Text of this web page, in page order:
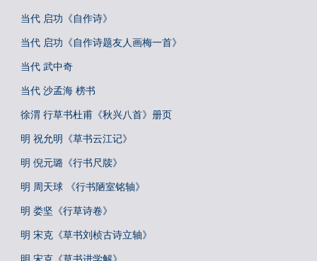
当代 启功《自作诗》
当代 启功《自作诗题友人画梅一首》
当代 武中奇
当代 沙孟海 榜书
徐渭 行草书杜甫《秋兴八首》册页
明 祝允明《草书云江记》
明 倪元璐《行书尺牍》
明 周天球 《行书陋室铭轴》
明 娄坚《行草诗卷》
明 宋克《草书刘桢古诗立轴》